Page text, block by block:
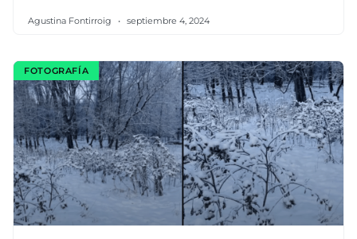
Agustina Fontirroig septiembre 4, 2024
FOTOGRAFÍA